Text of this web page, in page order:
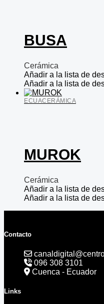
BUSA
Cerámica
Añadir a la lista de
Añadir a la lista de
ECUACERÁMICA
MUROK
Cerámica
Añadir a la lista de
Añadir a la lista de
Contacto
096 308 3101
Cuenca - Ecuador
Links